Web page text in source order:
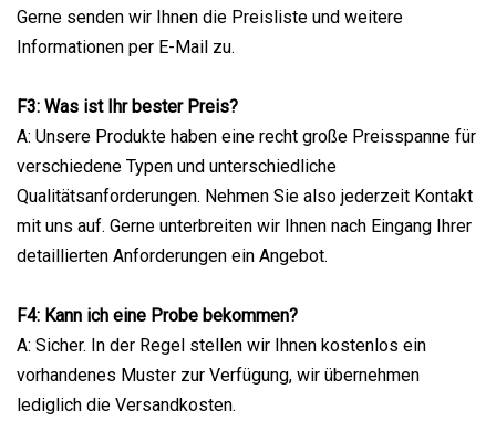
Gerne senden wir Ihnen die Preisliste und weitere
Informationen per E-Mail zu.
F3: Was ist Ihr bester Preis?
A: Unsere Produkte haben eine recht große Preisspanne für
verschiedene Typen und unterschiedliche
Qualitätsanforderungen. Nehmen Sie also jederzeit Kontakt
mit uns auf. Gerne unterbreiten wir Ihnen nach Eingang Ihrer
detaillierten Anforderungen ein Angebot.
F4: Kann ich eine Probe bekommen?
A: Sicher. In der Regel stellen wir Ihnen kostenlos ein
vorhandenes Muster zur Verfügung, wir übernehmen
lediglich die Versandkosten.